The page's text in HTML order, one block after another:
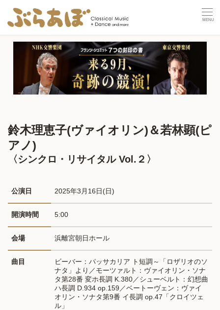
鈴木理恵子(ヴァイオリン)＆若林顕(ピ
アノ)
〈シンクロ・リサイタル Vol.２〉
公演日 2025年3月16日(日)
開演時間 5:00
会場 浜離宮朝日ホール
曲目
ビーバー：パッサカリア ト短調～「ロザリオのソ
ナタ」より／モーツァルト：ヴァイオリン・ソナ
タ第28番 変ホ長調 K.380／シューベルト：幻想曲
ハ長調 D.934 op.159／ベートーヴェン：ヴァイ
オリン・ソナタ第9番 イ長調 op.47「クロイツェ
ル」